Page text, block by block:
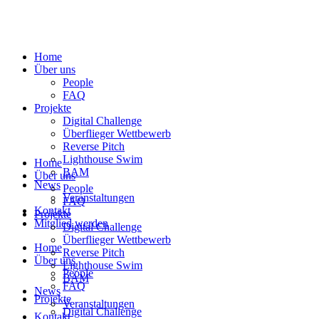
Home
Über uns
People
FAQ
Projekte
Digital Challenge
Überflieger Wettbewerb
Reverse Pitch
Lighthouse Swim
BAM
News
Veranstaltungen
Kontakt
Mitglied werden
Home
Über uns
People
FAQ
Projekte
Digital Challenge
Home
Über uns
People
FAQ
Projekte
Digital Challenge
Überflieger Wettbewerb
Reverse Pitch
Lighthouse Swim
BAM
News
Veranstaltungen